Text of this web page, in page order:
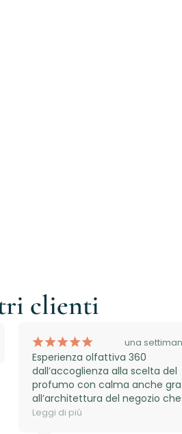
clienti
¡¡¡¡¡ una
Esperienza olfattiva 360
dall’accoglienza alla scelta del
profumo con calma anche
all’architettura del negozio che
favorisce uno spazio esterno
Leggi di più